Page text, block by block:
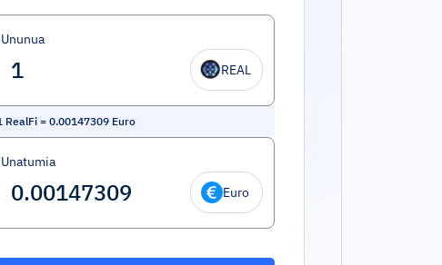
Ununua
REAL
RealFi = 0.00147309 Euro
Unatumia
Euro